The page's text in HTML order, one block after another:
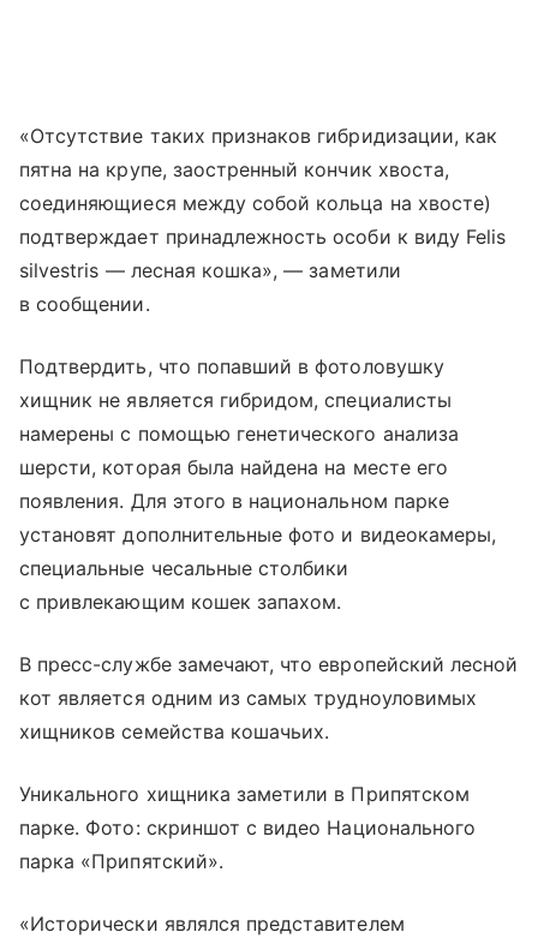
«Отсутствие таких признаков гибридизации, как
пятна на крупе, заостренный кончик хвоста,
соединяющиеся между собой кольца на хвосте)
подтверждает принадлежность особи к виду Felis
silvestris — лесная кошка», — заметили
в сообщении.
Подтвердить, что попавший в фотоловушку
хищник не является гибридом, специалисты
намерены с помощью генетического анализа
шерсти, которая была найдена на месте его
появления. Для этого в национальном парке
установят дополнительные фото и видеокамеры,
специальные чесальные столбики
с привлекающим кошек запахом.
В пресс-службе замечают, что европейский лесной
кот является одним из самых трудноуловимых
хищников семейства кошачьих.
Уникального хищника заметили в Припятском
парке. Фото: скриншот с видео Национального
парка «Припятский».
«Исторически являлся представителем